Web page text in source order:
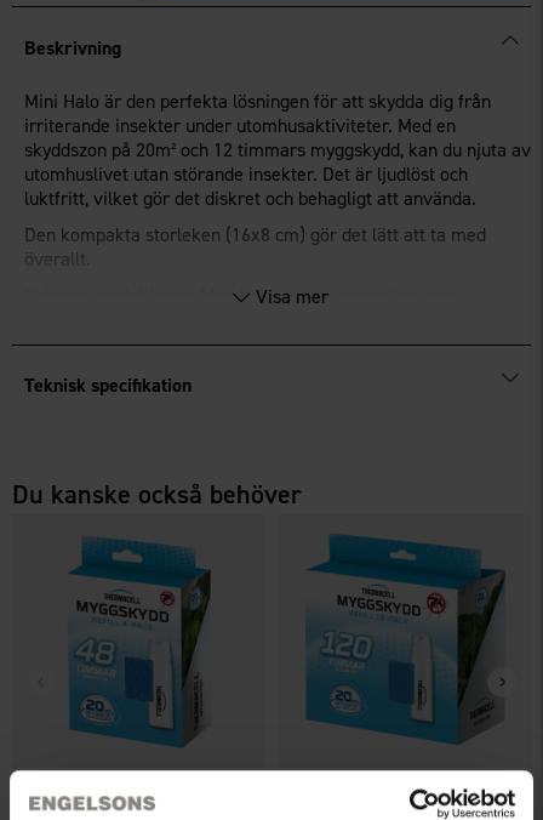
Beskrivning
Mini Halo är den perfekta lösningen för att skydda dig från
irriterande insekter under utomhusaktiviteter. Med en
skyddszon på 20m² och 12 timmars myggskydd, kan du njuta av
utomhuslivet utan störande insekter. Det är ljudlöst och
luktfritt, vilket gör det diskret och behagligt att använda.
Den kompakta storleken (16x8 cm) gör det lätt att ta med
överallt.
Paketet innehåller en Mini Halo-enhet, tre mattor med
produktinformationen före användning.
Visa mer
Teknisk specifikation
Du kanske också behöver
Thermacell Refill 4-pack Thermacell Refill 10-pack